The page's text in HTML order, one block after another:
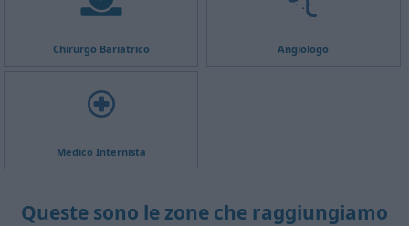
Chirurgo Bariatrico Angiologo
Medico Internista
Queste sono le zone che raggiungiamo